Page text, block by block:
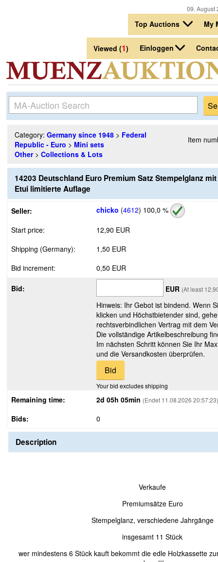
09.
Top Auctions My
Viewed (1) Einloggen
Category: Germany since 1948 > Federal
Republic - Euro > Mini sets
Other> Collections & Lots
Item
14203 Deutschland Euro Premium Satz Stempelglanz
Etui limitierte Auflage
Seller: chicko (4612) 100,0 %
Start price:
12,90 EUR
Shipping (Germany):
1,50 EUR
Bid increment:
0,50 EUR
Bid: EUR (At least
Hinweis: Ihr Gebot ist bindend. Wenn
klicken und Höchstbietender sind,
rechtsverbindlichen Vertrag mit dem
Die vollständige Artikelbeschreibung
Im nächsten Schritt können Sie Ihr
und die Versandkosten überprüfen.
Your bid excludes shipping
Remaining time: 2d 05h 05min (Endet 11.08.2026 20:57:23)
Bids: 0
Description
Verkaufe
Premiumsätze Euro
Stempelglanz, verschiedene Jahrgänge
insgesamt 11 Stück
wer mindestens 6 Stück kauft bekommt die edle Holzkassette